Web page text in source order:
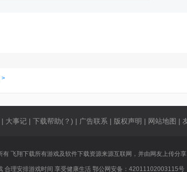
>
| 大事记 | 下载帮助(？) | 广告联系 | 版权声明 | 网站地图 |
飞翔下载所有游戏及软件下载资源来源互联网，并由网友上传分
合理安排游戏时间 享受健康生活 鄂公网安备：42011102003115